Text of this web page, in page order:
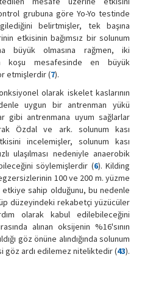
grubuna göre Yo-Yo testinde
belirtmişler, tek başına
etkisinin bağımsız bir solunum
büyük olmasına rağmen, iki
koşu mesafesinde en büyük
etmişlerdir (7).
olarak iskelet kaslarının
uygun bir antrenman yükü
gibi antrenmana uyum sağlarlar
Özdal ve ark. solunum kası
incelemişler, solunum kası
ulaşılması nedeniyle anaerobik
söylemişlerdir (6). Kilding
100 ve 200 m. yüzme
sahip olduğunu, bu nedenle
düzeyindeki rekabetçi yüzücüler
olarak kabul edilebileceğini
alınan oksijenin %16'sının
göz önüne alındığında solunum
göz ardı edilemez niteliktedir (43).